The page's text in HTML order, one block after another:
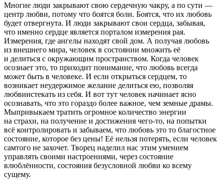
Многие люди закрывают свою сердечную чакру, а по сути —
центр любви, потому что боятся боли. Боятся, что их любовь
будет отвергнута. И люди закрывают свои сердца, забывая,
что именно сердце является порталом измерения рая.
Измерения, где ангелы находят свой дом. А получая любовь
из внешнего мира, человек в состоянии множить её
и делиться с окружающим пространством. Когда человек
осознает это, то приходит понимание, что любовь всегда
может быть в человеке. И если открыться сердцем, то
возникает неудержимое желание делиться ею, позволяя
любвиистекать из себя. И вот тут человек начинает ясно
осознавать, что это гораздо более важное, чем земные драмы.
Мыпривыкаем тратить огромное количество энергии
на страхи, на получение и достижения чего-то, на попытки
всё контролировать и забываем, что любовь это то благостное
состояние, которое без цены! Её нельзя потерять, если человек
самтого не захочет. Творец наделил нас этим умением
управлять своими настроениями, через состояние
влюблённости, состояния безусловной любви ко всему
сущему.